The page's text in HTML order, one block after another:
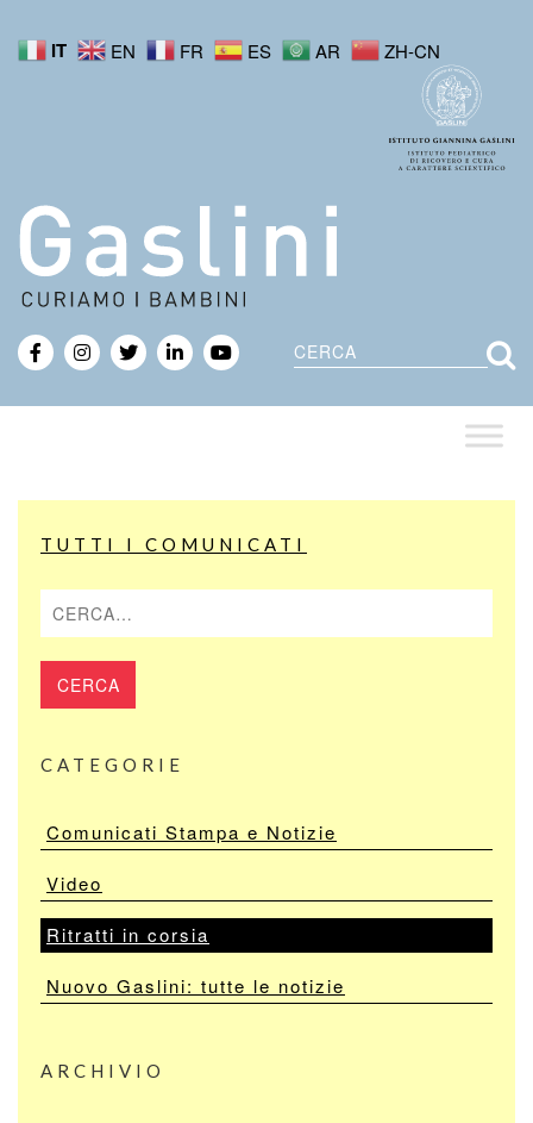
IT EN FR ES AR ZH-CN
Cerca
TUTTI I COMUNICATI
CATEGORIE
Comunicati Stampa e Notizie
Video
Ritratti in corsia
Nuovo Gaslini: tutte le notizie
ARCHIVIO